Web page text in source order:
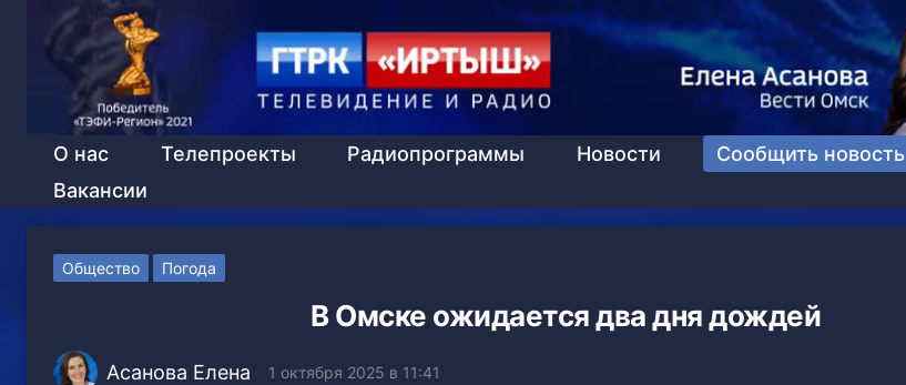
О нас Телепроекты Радиопрограммы Новости Сообщить новость
Вакансии
Общество Погода
В Омске ожидается два дня дождей
Асанова Елена 1 октября 2025 в 11:41